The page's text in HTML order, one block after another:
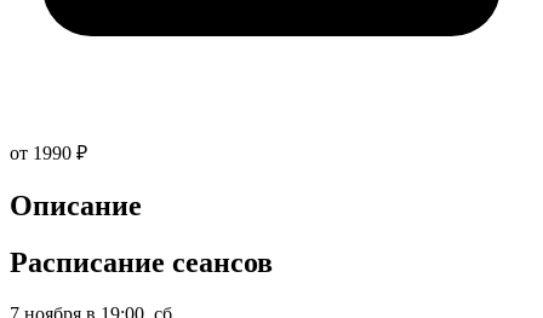
от 1990 ₽
Описание
Расписание сеансов
7 ноября в 19:00, сб